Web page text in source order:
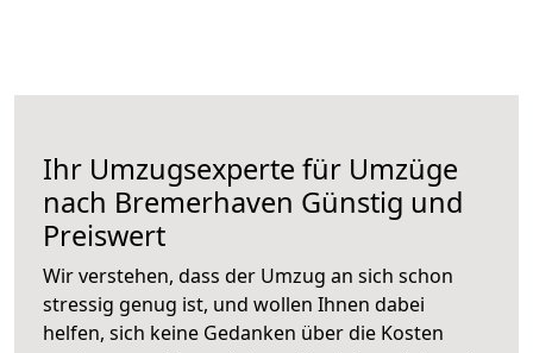
Ihr Umzugsexperte für Umzüge
nach Bremerhaven Günstig und
Preiswert
Wir verstehen, dass der Umzug an sich schon
stressig genug ist, und wollen Ihnen dabei
helfen, sich keine Gedanken über die Kosten